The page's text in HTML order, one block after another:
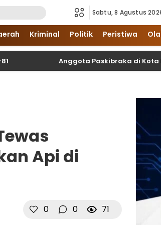
Nasional
Sabtu, 8 Agustus
Kriminal Politik Peristiwa
Anggota Paskibraka di Kota Binjai
Api di
0 0 71